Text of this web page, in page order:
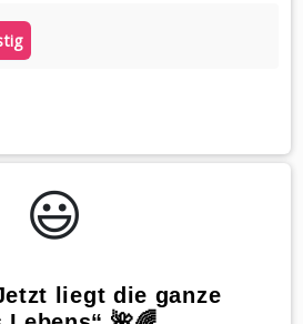
😃️
liegt die ganze